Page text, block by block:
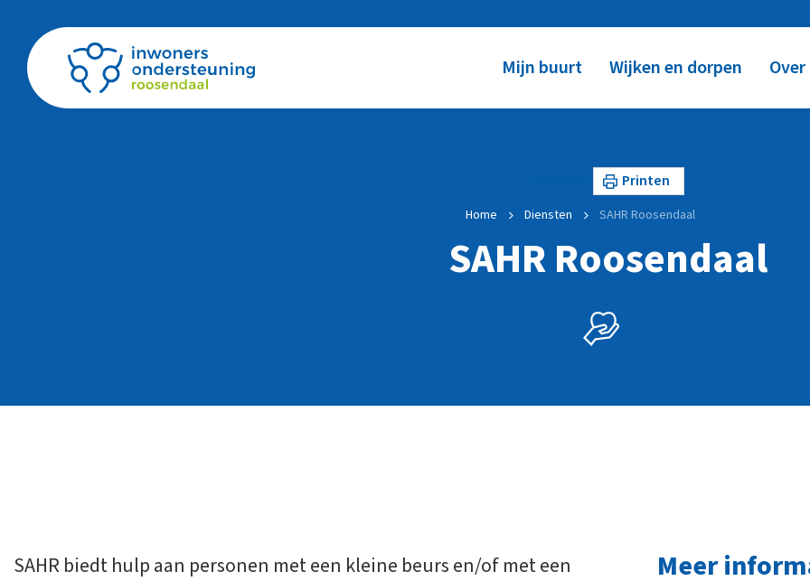
Mijn buurt Wijken en dorpen
Printen
Home Diensten SAHR Roosendaal
SAHR Roosendaal
SAHR biedt hulp aan personen met een kleine beurs en/of met een
Meer